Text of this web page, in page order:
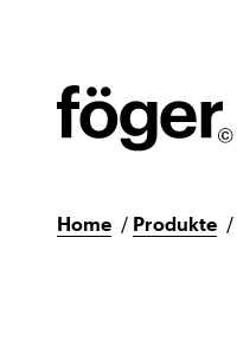
Home / Produkte /